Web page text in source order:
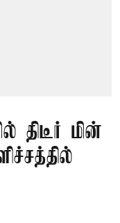
திடீர் மின்